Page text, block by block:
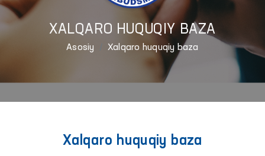
XALQARO HUQUQIY BAZA
Asosiy Xalqaro huquqiy baza
Xalqaro huquqiy baza